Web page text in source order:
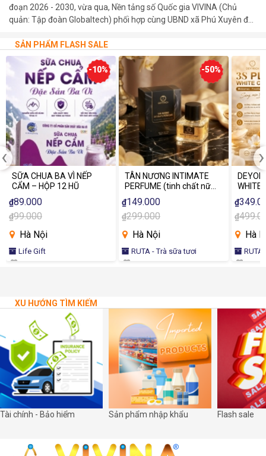
đoạn 2026 - 2030, vừa qua, Nền tảng số Quốc gia VIVINA (Chủ
quản: Tập đoàn Globaltech) phối hợp cùng UBND xã Phú Xuyên đã
hóa tại các di tích cấp Quốc gia trên địa bàn xã.
SẢN PHẨM FLASH SALE
-10%
SỮA CHUA BA VÌ NẾP
CẨM – HỘP 12 HŨ
₫89.000
₫99.000
Hà Nội
Life Gift
-50%
TÂN NƯƠNG INTIMATE
PERFUME (tinh chất nữ
tính)
₫149.000
₫299.000
Hà Nội
RUTA - Trà sữa tươi
WHITE
₫
₫
Hà
RUTA
‹ ›
XU HƯỚNG TÌM KIẾM
Tài chính - Bảo hiểm Sản phẩm nhập khẩu Flash sale